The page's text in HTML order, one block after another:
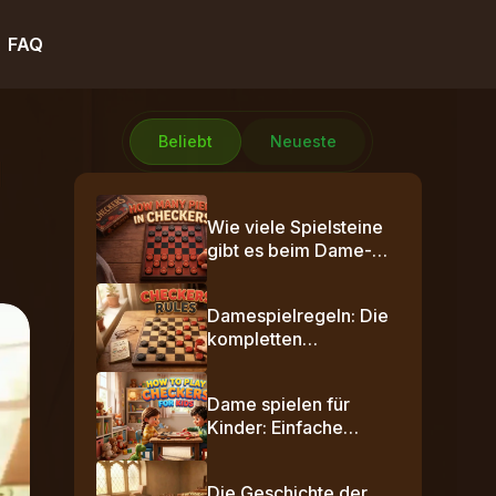
FAQ
Beliebt Neueste
Wie viele Spielsteine
gibt es beim Dame-
Spiel? Anzahl,
Aufstellung und
Varianten
Damespielregeln: Die
kompletten
Spielregeln einfach
erklärt
Dame spielen für
Kinder: Einfache
Schritt-für-Schritt-
Regeln